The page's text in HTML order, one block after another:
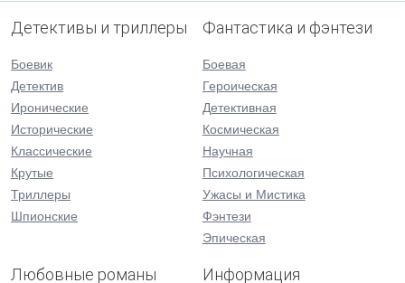
Детективы и триллеры
Боевик
Детектив
Иронические
Исторические
Классические
Крутые
Триллеры
Шпионские
Фантастика и фэнтези
Боевая
Героическая
Детективная
Космическая
Научная
Психологическая
Ужасы и Мистика
Фэнтези
Эпическая
Любовные романы Информация